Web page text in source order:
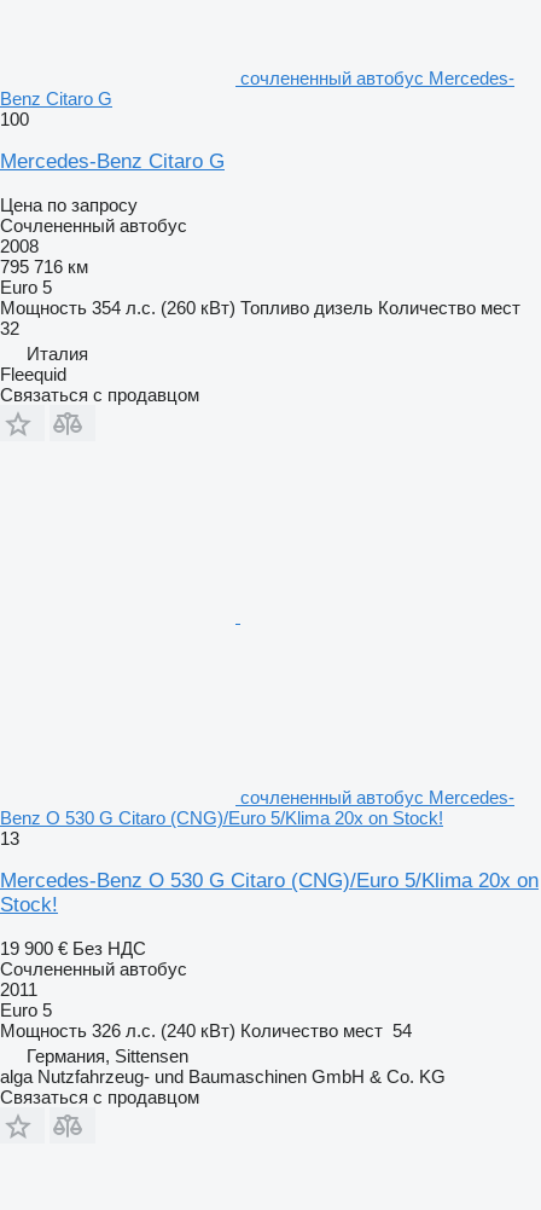
сочлененный автобус Mercedes-
Benz Citaro G
100
Mercedes-Benz Citaro G
Цена по запросу
Сочлененный автобус
2008
795 716 км
Euro 5
Мощность 354 л.с. (260 кВт) Топливо дизель Количество мест
32
Италия
Fleequid
Связаться с продавцом
сочлененный автобус Mercedes-
Benz O 530 G Citaro (CNG)/Euro 5/Klima 20x on Stock!
13
Mercedes-Benz O 530 G Citaro (CNG)/Euro 5/Klima 20x on
Stock!
19 900 € Без НДС
Сочлененный автобус
2011
Euro 5
Мощность 326 л.с. (240 кВт) Количество мест 54
Германия, Sittensen
alga Nutzfahrzeug- und Baumaschinen GmbH & Co. KG
Связаться с продавцом